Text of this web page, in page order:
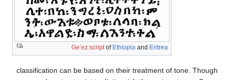
Geʽez script of Ethiopia and Eritrea
classification can be based on their treatment of tone. Though